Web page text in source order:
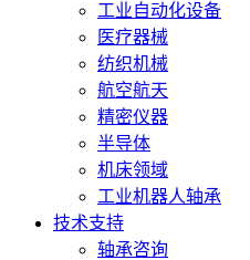
工业自动化设备
医疗器械
纺织机械
航空航天
精密仪器
半导体
机床领域
工业机器人轴承
技术支持
轴承咨询